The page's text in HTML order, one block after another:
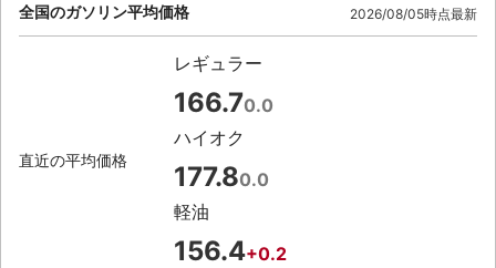
全国のガソリン平均価格 2026/08/05時点最新
直近の平均価格
レギュラー
166.70.0
ハイオク
177.80.0
軽油
156.4+0.2